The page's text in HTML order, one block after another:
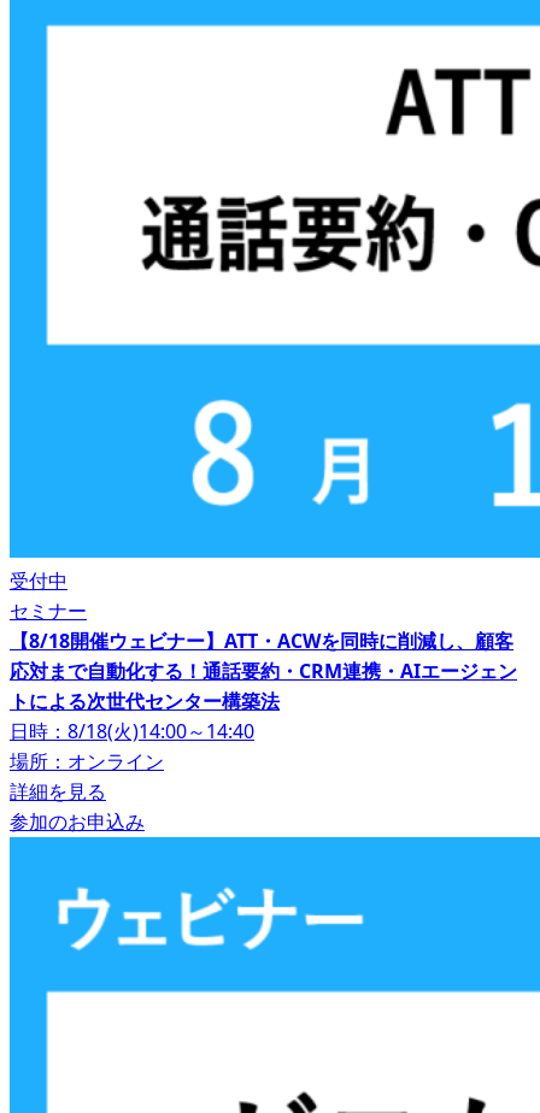
受付中
セミナー
【8/18開催ウェビナー】ATT・ACWを同時に削減し、顧客
応対まで自動化する！通話要約・CRM連携・AIエージェン
トによる次世代センター構築法
日時：8/18(火)14:00～14:40
場所：オンライン
詳細を見る
参加のお申込み